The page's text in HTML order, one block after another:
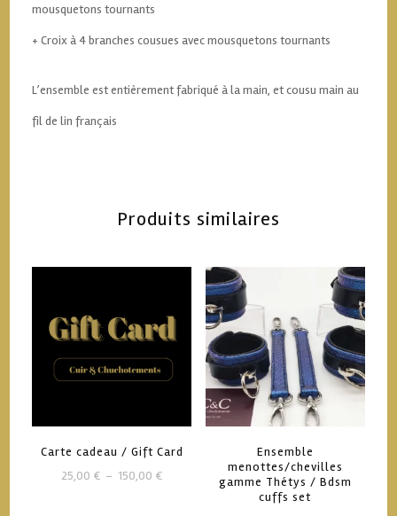
mousquetons tournants
+ Croix à 4 branches cousues avec mousquetons tournants
L’ensemble est entièrement fabriqué à la main, et cousu main au
fil de lin français
Produits similaires
Carte cadeau / Gift Card
25,00 € – 150,00 €Plage
Ensemble
menottes/chevilles
gamme Thétys / Bdsm
cuffs set